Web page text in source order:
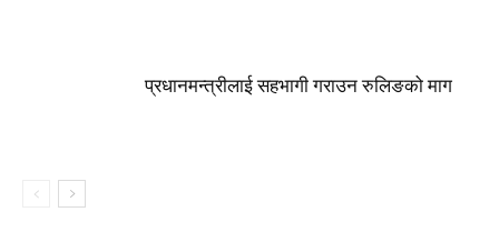
प्रधानमन्त्रीलाई सहभागी गराउन रुलिङको माग